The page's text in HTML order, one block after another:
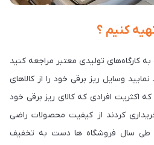
کنیم ؟
کارگاه‌های تولیدی معتبر مراجعه کنید
وسایل ریز برقی خود را از کالاهای
اکثریت افرادی که کالای ریز برقی خود
کردند از کیفیت محصولات راضی
طی سال فروشگاه ها دست به تخفیف